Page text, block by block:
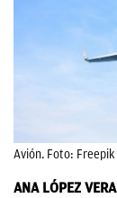
Avión. Foto: Freepik
ANA LÓPEZ VERA